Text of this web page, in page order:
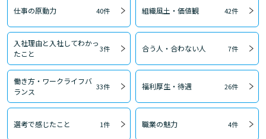
仕事の原動力 40件 組織風土・価値観 42件
入社理由と入社してわかっ
たこと
3件 合う人・合わない人 7件
働き方・ワークライフバ
ランス
33件 福利厚生・待遇 26件
選考で感じたこと 1件 職業の魅力 4件